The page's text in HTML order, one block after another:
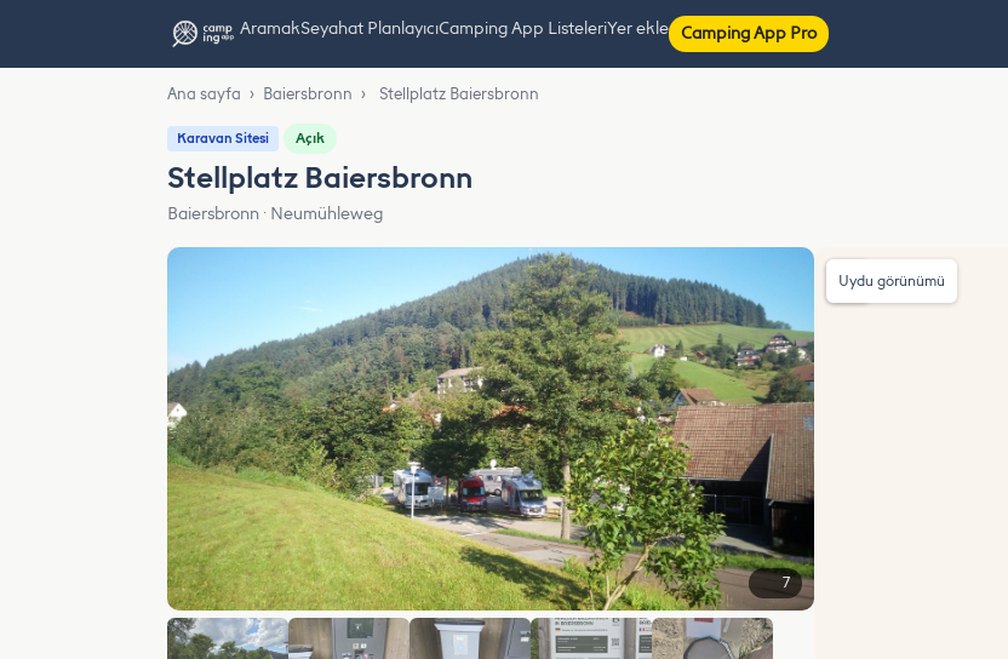
AramakSeyahat PlanlayıcıCamping App ListeleriYer ekle Camping App Pro
Ana sayfa › Baiersbronn › Stellplatz Baiersbronn
Karavan Sitesi Açık
Stellplatz Baiersbronn
Baiersbronn · Neumühleweg
7
Uydu görünümü